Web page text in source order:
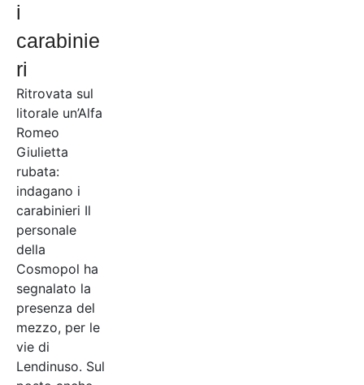
i
carabinie
ri
Ritrovata sul
litorale un’Alfa
Romeo
Giulietta
rubata:
indagano i
carabinieri Il
personale
della
Cosmopol ha
segnalato la
presenza del
mezzo, per le
vie di
Lendinuso. Sul